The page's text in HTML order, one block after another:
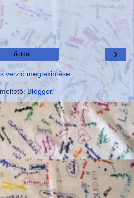
›
Főoldal
verzió megtekintése
Blogger.